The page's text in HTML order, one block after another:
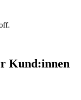
Kund:innen